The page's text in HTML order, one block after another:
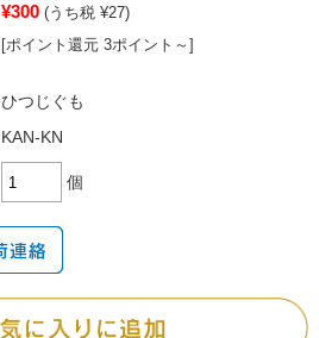
¥300 (うち税 ¥27)
[ポイント還元 3ポイント～]
ひつじぐも
KAN-KN
個